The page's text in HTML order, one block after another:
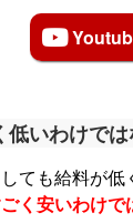
低いわけで
ても給料が低
く安いわけ